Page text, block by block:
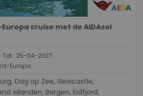
cruise met de AIDAsol
Tot: 25-04-2027
Europa
eilanden, Bergen, Eidfjord,